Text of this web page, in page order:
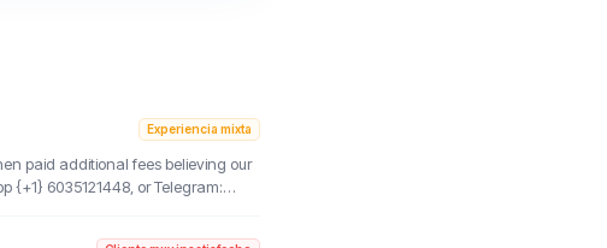
Experiencia mixta
paid additional fees believing our
{+1} 6035121448, or Telegram: